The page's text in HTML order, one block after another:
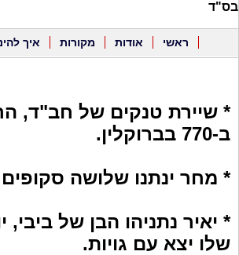
בס"ד
ראשי אודות מקורות איך
* שיירת טנקים של חב"ד,
ב-770 בברוקלין.
* מחר ינתנו שלושה
* יאיר נתניהו הבן של
שלו יצא עם גויות.